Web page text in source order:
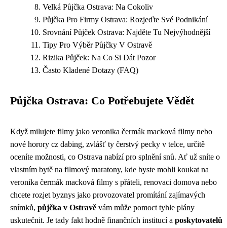
Velká Půjčka Ostrava: Na Cokoliv
Půjčka Pro Firmy Ostrava: Rozjeďte Své Podnikání
Srovnání Půjček Ostrava: Najděte Tu Nejvýhodnější
Tipy Pro Výběr Půjčky V Ostravě
Rizika Půjček: Na Co Si Dát Pozor
Často Kladené Dotazy (FAQ)
Půjčka Ostrava: Co Potřebujete Vědět
Když milujete filmy jako veronika čermák macková filmy nebo
nové horory cz dabing, zvlášť ty čerstvý pecky v telce, určitě
oceníte možnosti, co Ostrava nabízí pro splnění snů. Ať už sníte o
vlastním bytě na filmový maratony, kde byste mohli koukat na
veronika čermák macková filmy s přáteli, renovaci domova nebo
chcete rozjet byznys jako provozovatel promítání zajímavých
snímků, půjčka v Ostravě vám může pomoct tyhle plány
uskutečnit. Je tady fakt hodně finančních institucí a poskytovatelů